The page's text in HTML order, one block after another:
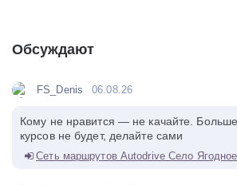
Обсуждают
FS_Denis 06.08.26
Кому не нравится — не качайте.
курсов не будет, делайте сами
Сеть маршрутов Autodrive Село Ягодное